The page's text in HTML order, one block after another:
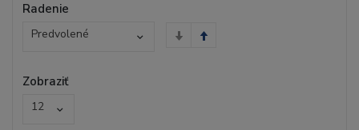
Radenie
Predvolené
Zobraziť
12